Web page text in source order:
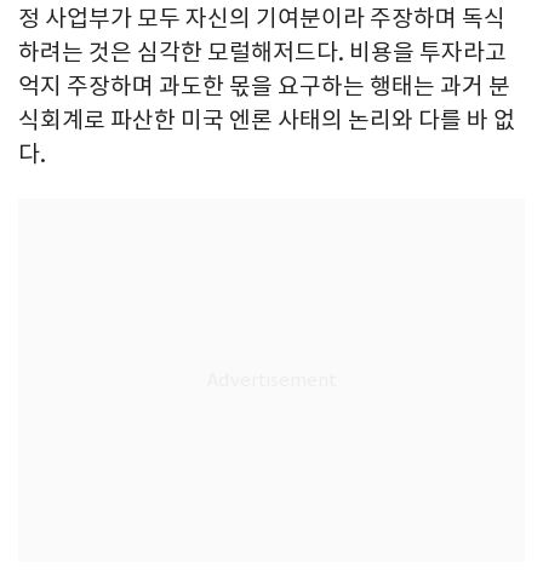
정 사업부가 모두 자신의 기여분이라 주장하며 독식
하려는 것은 심각한 모럴해저드다. 비용을 투자라고
억지 주장하며 과도한 몫을 요구하는 행태는 과거 분
식회계로 파산한 미국 엔론 사태의 논리와 다를 바 없
다.